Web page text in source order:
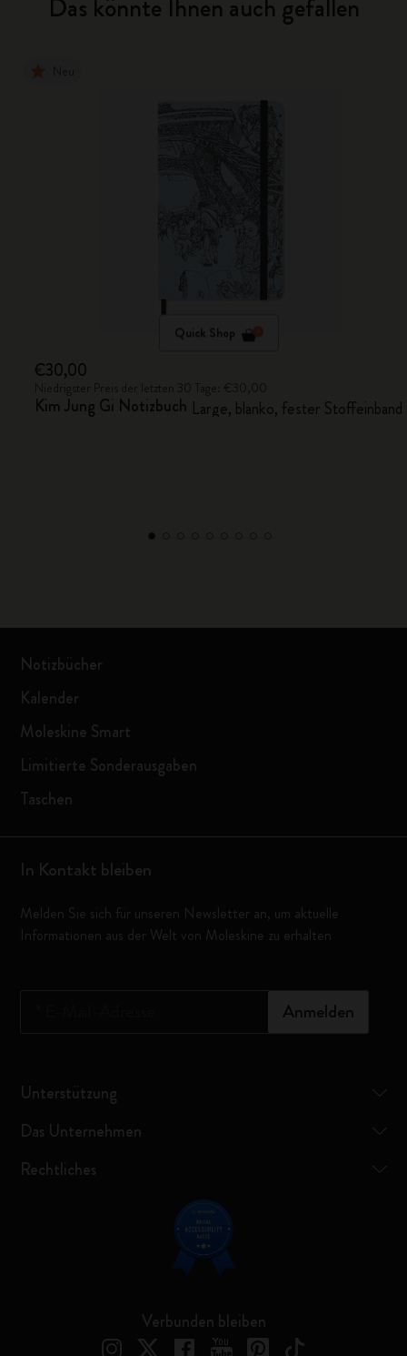
Das könnte Ihnen auch gefallen
Quick Shop
€30,00
Kim Jung Gi Notizbuch Large, blanko, fester Stoffeinband
Notizbücher
Kalender
Moleskine Smart
Limitierte Sonderausgaben
Taschen
In Kontakt bleiben
Melden Sie sich für unseren Newsletter an, um aktuelle
Informationen aus der Welt von Moleskine zu erhalten
Anmelden
Unterstützung
Das Unternehmen
Rechtliches
Verbunden bleiben